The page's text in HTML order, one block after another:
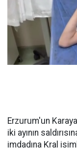
Erzurum'un
iki ayının
imdadına Kral